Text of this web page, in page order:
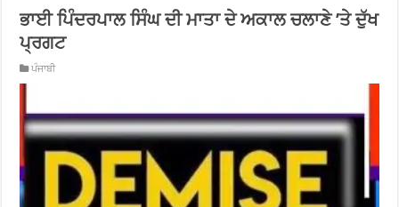
ਭਾਈ ਪਿੰਦਰਪਾਲ ਸਿੰਘ ਦੀ ਮਾਤਾ ਦੇ ਅਕਾਲ ਚਲਾਣੇ ’ਤੇ ਦੁੱਖ
ਪ੍ਰਗਟ
ਪੰਜਾਬੀ